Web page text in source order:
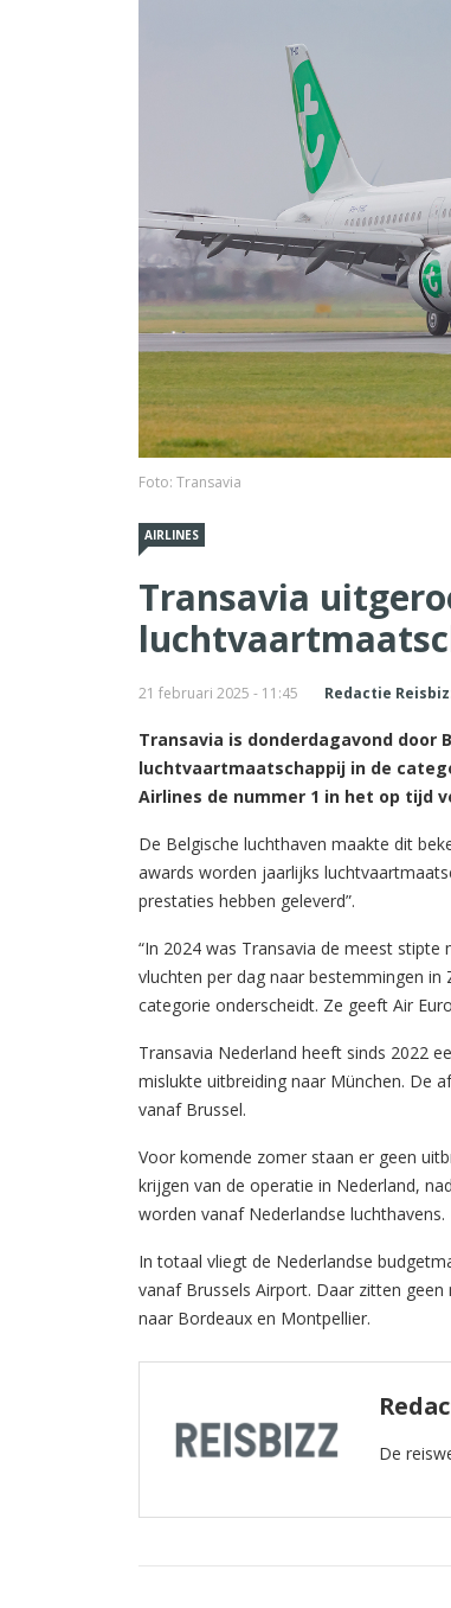
Foto: Transavia
AIRLINES
Transavia
21 februari 2025 - 11:45 Redactie
Transavia is donderdagavond
luchtvaartmaatschappij in de
Airlines de nummer 1 in het op tijd
De Belgische luchthaven maakte dit
awards worden jaarlijks
prestaties hebben geleverd”.
“In 2024 was Transavia de meest
vluchten per dag naar bestemmingen in
categorie onderscheidt. Ze geeft Air
Transavia Nederland heeft sinds 2022
mislukte uitbreiding naar München. De
vanaf Brussel.
Voor komende zomer staan er geen
krijgen van de operatie in Nederland,
worden vanaf Nederlandse luchthavens.
In totaal vliegt de Nederlandse
vanaf Brussels Airport. Daar zitten
naar Bordeaux en Montpellier.
De